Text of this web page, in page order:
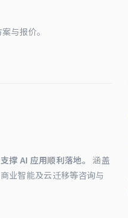
与报价。
撑 AI 应用顺利落地。 涵盖
业智能及云迁移等咨询与